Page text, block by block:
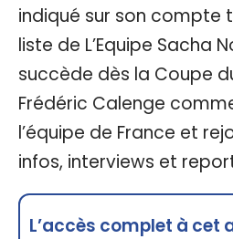
indiqué sur son compte
liste de L’Equipe Sacha
succède dès la Coupe
Frédéric Calenge
l’équipe de France et
infos, interviews et
L’accès complet à cet